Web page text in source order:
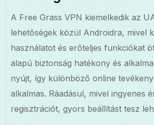
A Free Grass VPN kiemelkedik az
lehetőségek közül Androidra, mivel
használatot és erőteljes funkciókat
alapú biztonság hatékony és
nyújt, így különböző online
alkalmas. Ráadásul, mivel ingyenes
regisztrációt, gyors beállítást tesz